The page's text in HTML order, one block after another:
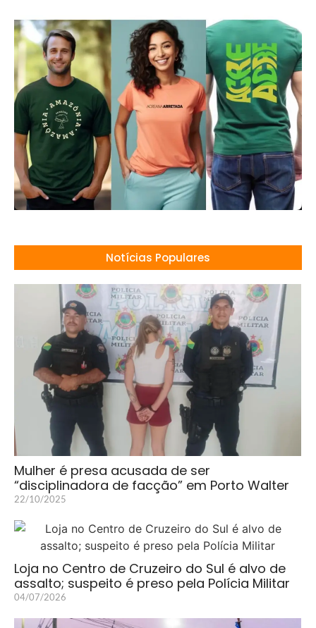
Notícias Populares
Mulher é presa acusada de ser
“disciplinadora de facção” em Porto Walter
22/10/2025
Loja no Centro de Cruzeiro do Sul é alvo de
assalto; suspeito é preso pela Polícia Militar
04/07/2026